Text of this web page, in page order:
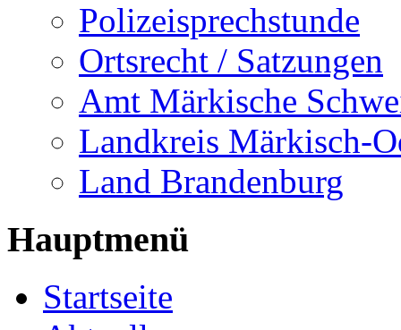
Polizeisprechstunde
Ortsrecht / Satzungen
Amt Märkische
Landkreis Märkisch-
Land Brandenburg
Hauptmenü
Startseite